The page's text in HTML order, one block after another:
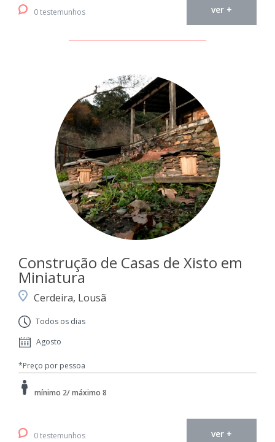
0 testemunhos ver +
Construção de Casas de Xisto em
Miniatura
Cerdeira, Lousã
Todos os dias
Agosto
*Preço por pessoa
mínimo 2/ máximo 8
0 testemunhos ver +